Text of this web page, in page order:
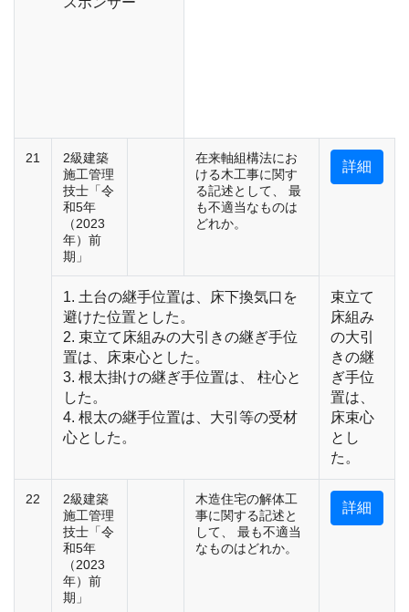
21
2級建築
施工管理
技士「令
和5年
（2023
年）前
期」
在来軸組構法にお
ける木工事に関す
る記述として、 最
も不適当なものは
どれか。
詳細
1. 土台の継手位置は、床下換気口を
避けた位置とした。
2. 束立て床組みの大引きの継ぎ手位
置は、床束心とした。
3. 根太掛けの継ぎ手位置は、 柱心と
した。
4. 根太の継手位置は、大引等の受材
心とした。
束立て
床組み
の大引
きの継
ぎ手位
置は、
床束心
とし
た。
22
2級建築
施工管理
技士「令
和5年
（2023
年）前
期」
木造住宅の解体工
事に関する記述と
して、 最も不適当
なものはどれか。
詳細